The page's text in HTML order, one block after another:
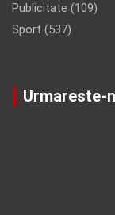
Publicitate (109)
Sport (537)
Urmareste-